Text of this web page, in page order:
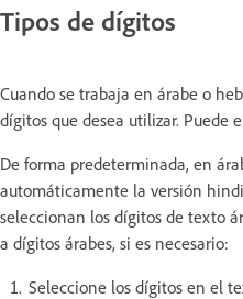
Tipos de dígitos
Cuando se trabaja en árabe o
dígitos que desea utilizar. Puede
De forma predeterminada, en
automáticamente la versión
seleccionan los dígitos de texto
a dígitos árabes, si es necesario:
Seleccione los dígitos en el